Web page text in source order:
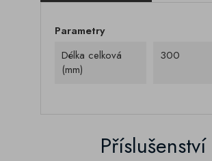
Parametry
Délka celková
(mm)
300
Příslušenství